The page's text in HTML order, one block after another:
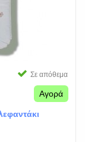
Σε απόθεμα
Αγορά